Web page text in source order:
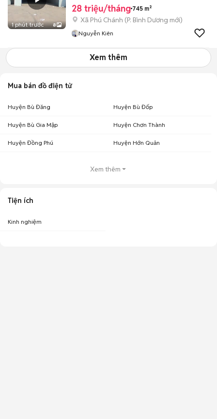
1 phút trước 8
28 triệu/tháng 745 m²
Xã Phú Chánh (P. Bình Dương mới)
Nguyễn Kiên
Xem thêm
Mua bán đồ điện tử
Huyện Bù Đăng Huyện Bù Đốp
Huyện Bù Gia Mập Huyện Chơn Thành
Huyện Đồng Phú Huyện Hớn Quản
Xem thêm
Tiện ích
Kinh nghiệm